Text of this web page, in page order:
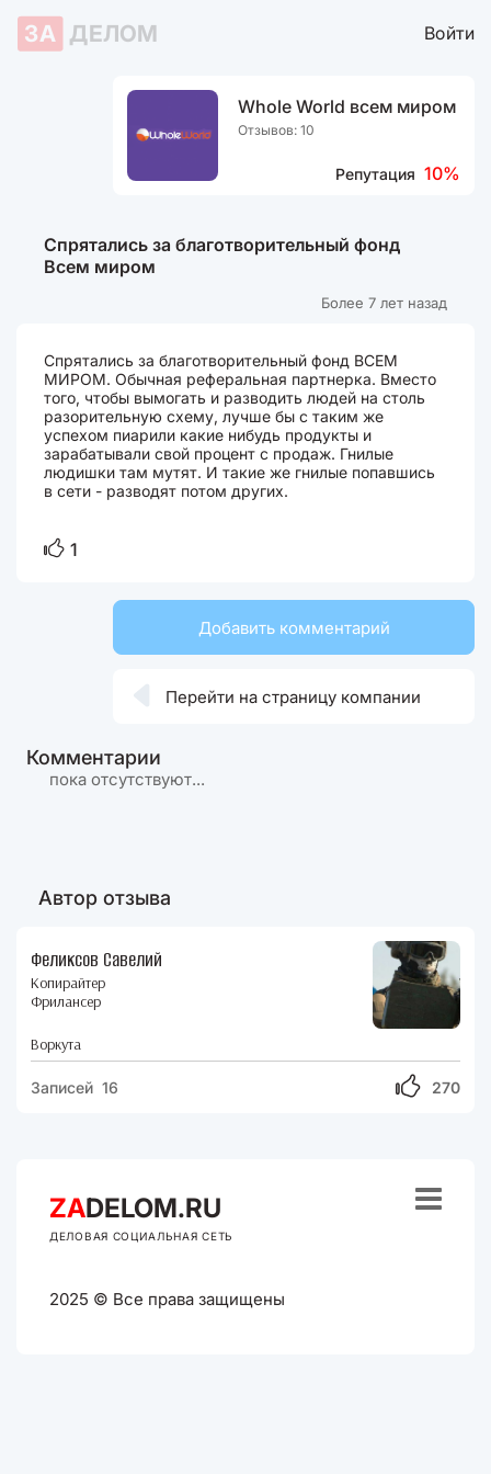
ЗА ДЕЛОМ Войти
Whole World всем миром
Отзывов: 10
Репутация 10%
Спрятались за благотворительный фонд
Всем миром
Более 7 лет назад
Спрятались за благотворительный фонд ВСЕМ
МИРОМ. Обычная реферальная партнерка. Вместо
того, чтобы вымогать и разводить людей на столь
разорительную схему, лучше бы с таким же
успехом пиарили какие нибудь продукты и
зарабатывали свой процент с продаж. Гнилые
людишки там мутят. И такие же гнилые попавшись
в сети - разводят потом других.
1
Добавить комментарий
Перейти на страницу компании
Комментарии
пока отсутствуют...
Автор отзыва
Феликсов Савелий
Копирайтер
Фрилансер
Воркута
270
Записей 16
ZADELOM.RU
ДЕЛОВАЯ СОЦИАЛЬНАЯ СЕТЬ
2025 © Все права защищены
